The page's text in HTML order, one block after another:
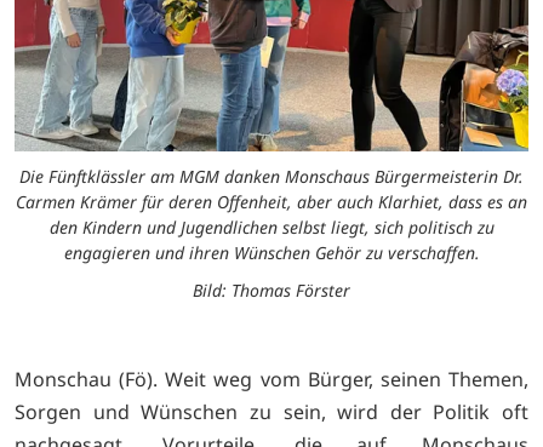
Die Fünftklässler am MGM danken Monschaus Bürgermeisterin Dr.
Carmen Krämer für deren Offenheit, aber auch Klarhiet, dass es an
den Kindern und Jugendlichen selbst liegt, sich politisch zu
engagieren und ihren Wünschen Gehör zu verschaffen.
Bild: Thomas Förster
Monschau (Fö). Weit weg vom Bürger, seinen Themen,
Sorgen und Wünschen zu sein, wird der Politik oft